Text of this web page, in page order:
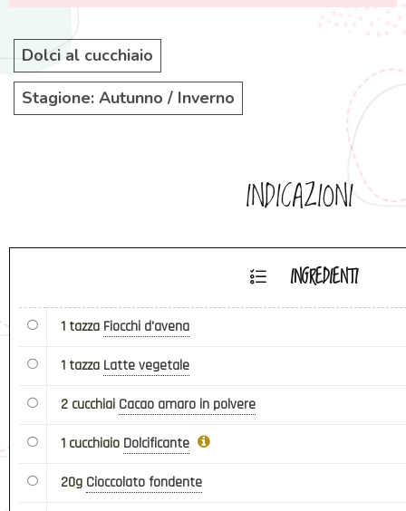
Dolci al cucchiaio
Stagione: Autunno / Inverno
INDICAZIONI
INGREDIENTI
1 tazza Fiocchi d'avena
1 tazza Latte vegetale
2 cucchiai Cacao amaro in polvere
1 cucchiaio Dolcificante
20g Cioccolato fondente